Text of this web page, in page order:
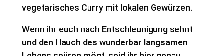
vegetarisches Curry mit lokalen Gewürzen.
Wenn ihr euch nach Entschleunigung sehnt
und den Hauch des wunderbar langsamen